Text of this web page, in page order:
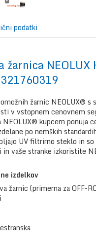
podatki
žarnica NEOLUX
žarnic NEOLUX®
v vstopnem cenovnem
NEOLUX® kupcem ponuja
po nemških
UV filtrirno steklo in
vaše stranke izkoristite
izdelkov
žarnic (primerna za OFF-